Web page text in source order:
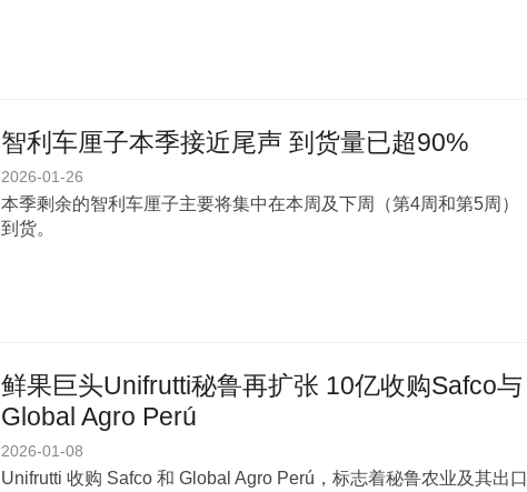
智利车厘子本季接近尾声 到货量已超90%
2026-01-26
本季剩余的智利车厘子主要将集中在本周及下周（第4周和第5周）
到货。
鲜果巨头Unifrutti秘鲁再扩张 10亿收购Safco与
Global Agro Perú
2026-01-08
Unifrutti 收购 Safco 和 Global Agro Perú，标志着秘鲁农业及其出口